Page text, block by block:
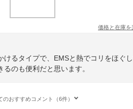
価格と在庫を
るタイプで、EMSと熱でコリをほぐ
のも便利だと思います。
のおすすめコメント（6件）